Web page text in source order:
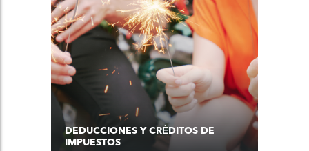
DEDUCCIONES Y CRÉDITOS DE
IMPUESTOS